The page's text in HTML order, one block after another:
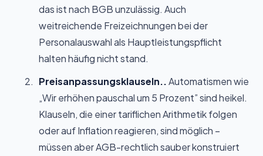
das ist nach BGB unzulässig. Auch
weitreichende Freizeichnungen bei der
Personalauswahl als Hauptleistungspflicht
halten häufig nicht stand.
Preisanpassungsklauseln..Automatismen wie
„Wir erhöhen pauschal um 5 Prozent” sind heikel.
Klauseln, die einer tariflichen Arithmetik folgen
oder auf Inflation reagieren, sind möglich –
müssen aber AGB-rechtlich sauber konstruiert